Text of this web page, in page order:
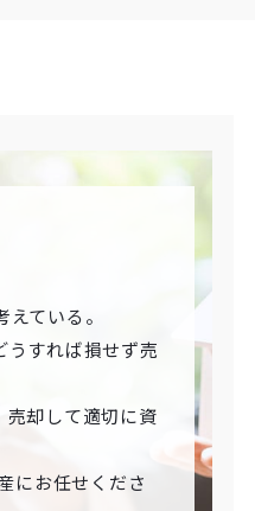
ている。
うすれば損せず売
売却して適切に資
にお任せくださ